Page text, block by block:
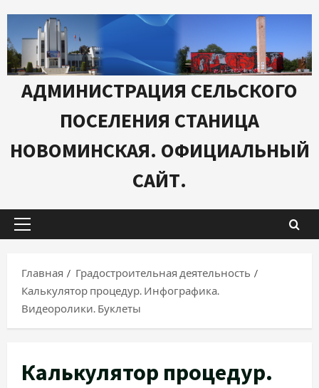
содержимому
АДМИНИСТРАЦИЯ СЕЛЬСКОГО
ПОСЕЛЕНИЯ СТАНИЦА
НОВОМИНСКАЯ. ОФИЦИАЛЬНЫЙ
САЙТ.
Основное
Главная
Градостроительная деятельность
Калькулятор процедур. Инфографика.
Видеоролики. Буклеты
Калькулятор процедур.